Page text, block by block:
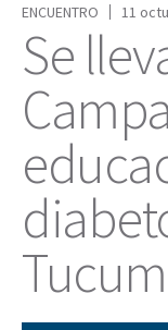
ENCUENTRO
11
Se